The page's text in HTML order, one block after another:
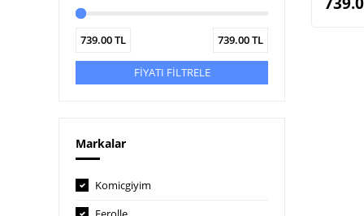
739.00TL 739.00TL
FİYATI FİLTRELE
Markalar
Komicgiyim